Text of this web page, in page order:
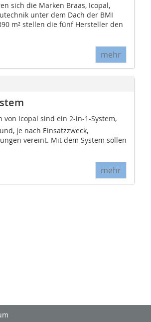
sich die Marken Braas, Icopal,
unter dem Dach der BMI
m² stellen die fünf Hersteller den
mehr
von Icopal sind ein 2-in-1-System,
je nach Einsatzzweck,
vereint. Mit dem System sollen
mehr